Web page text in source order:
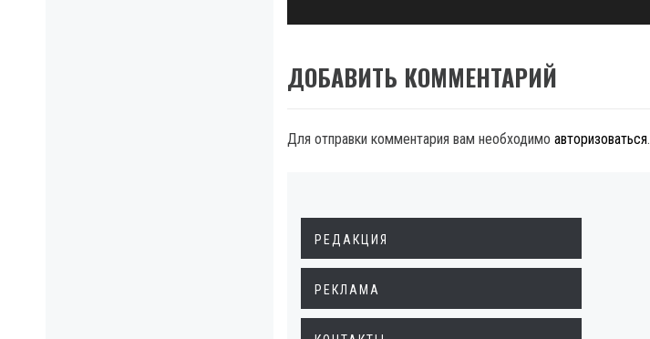
ДОБАВИТЬ КОММЕНТАРИЙ
Для отправки комментария вам необходимо авторизоваться.
РЕДАКЦИЯ
РЕКЛАМА